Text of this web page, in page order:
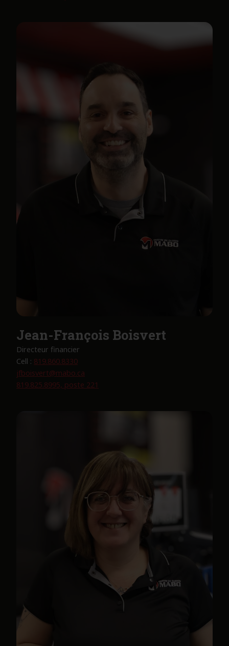
Jean-François Boisvert
Directeur financier
Cell : 819.860.8330
jfboisvert@mabo.ca
819.825.8995, poste 221